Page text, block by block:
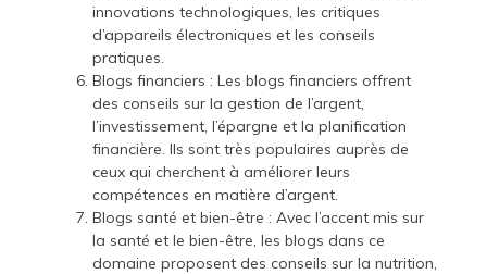
innovations technologiques, les critiques
d’appareils électroniques et les conseils
pratiques.
Blogs financiers : Les blogs financiers offrent
des conseils sur la gestion de l’argent,
l’investissement, l’épargne et la planification
financière. Ils sont très populaires auprès de
ceux qui cherchent à améliorer leurs
compétences en matière d’argent.
Blogs santé et bien-être : Avec l’accent mis sur
la santé et le bien-être, les blogs dans ce
domaine proposent des conseils sur la nutrition,